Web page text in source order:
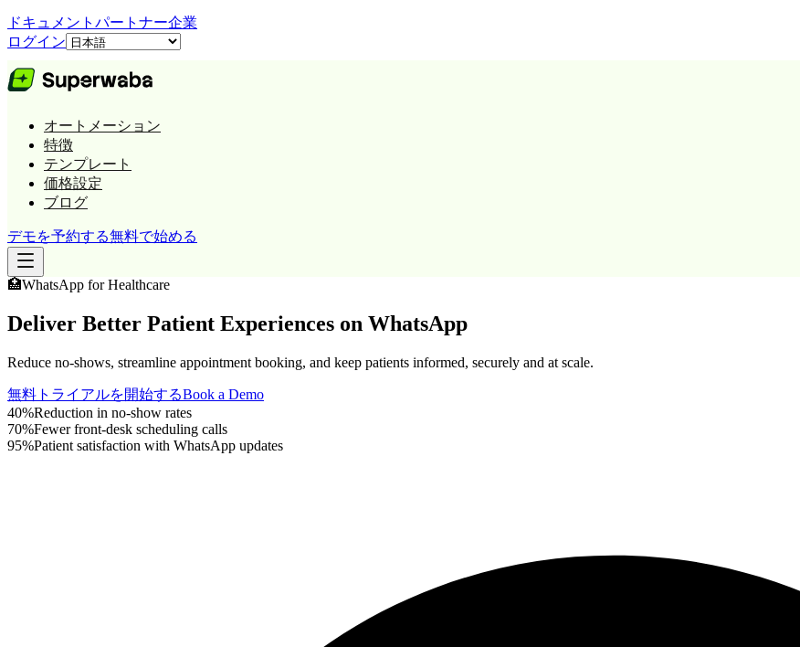
ドキュメント パートナー企業
ログイン
オートメーション
特徴
テンプレート
価格設定
ブログ
デモを予約する無料で始める
🏥WhatsApp forHealthcare
Deliver Better Patient Experiences on WhatsApp
Reduce no-shows, streamline appointment booking, and keep patients informed, securely and at scale.
無料トライアルを開始するBook a Demo
40%Reduction in no-show rates
70%Fewer front-desk scheduling calls
95%Patient satisfaction with WhatsApp updates